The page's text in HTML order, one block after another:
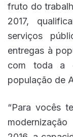
fruto do
2017,
serviços
entregas à
com toda a
população de
“Para vocês